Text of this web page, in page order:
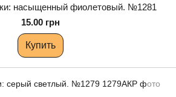
насыщенный фиолетовый. №1281
15.00 грн
Купить